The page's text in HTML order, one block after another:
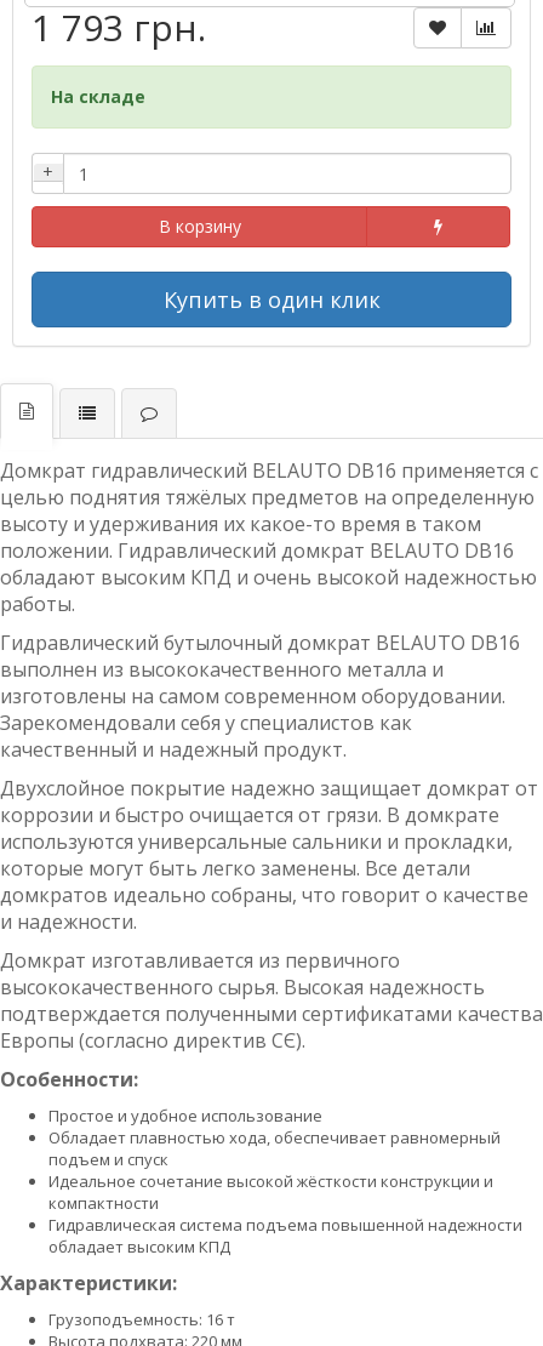
1 793 грн.
На складе
+
В корзину
Купить в один клик
Домкрат гидравлический BELAUTO DB16 применяется с
целью поднятия тяжёлых предметов на определенную
высоту и удерживания их какое-то время в таком
положении. Гидравлический домкрат BELAUTO DB16
обладают высоким КПД и очень высокой надежностью
работы.
Гидравлический бутылочный домкрат BELAUTO DB16
выполнен из высококачественного металла и
изготовлены на самом современном оборудовании.
Зарекомендовали себя у специалистов как
качественный и надежный продукт.
Двухслойное покрытие надежно защищает домкрат от
коррозии и быстро очищается от грязи. В домкрате
используются универсальные сальники и прокладки,
которые могут быть легко заменены. Все детали
домкратов идеально собраны, что говорит о качестве
и надежности.
Домкрат изготавливается из первичного
высококачественного сырья. Высокая надежность
подтверждается полученными сертификатами качества
Европы (согласно директив СЄ).
Особенности:
Простое и удобное использование
Обладает плавностью хода, обеспечивает равномерный
подъем и спуск
Идеальное сочетание высокой жёсткости конструкции и
компактности
Гидравлическая система подъема повышенной надежности
обладает высоким КПД
Характеристики:
Грузоподъемность: 16 т
Высота подхвата: 220 мм